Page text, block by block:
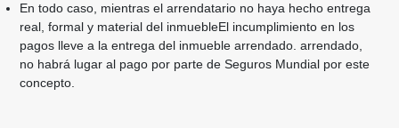
En todo caso, mientras el arrendatario no haya hecho entrega
real, formal y material del inmuebleEl incumplimiento en los
pagos lleve a la entrega del inmueble arrendado. arrendado,
no habrá lugar al pago por parte de Seguros Mundial por este
concepto.